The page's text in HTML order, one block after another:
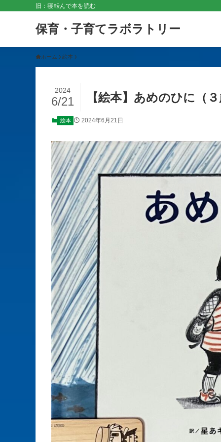
旧：寝転んで本を読む
保育・子育てラボラトリー
ホーム 絵本
【絵本】あめのひに（
2024
6/21
絵本 2024年6月21日